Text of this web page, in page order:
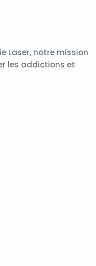
Laser, notre mission
les addictions et